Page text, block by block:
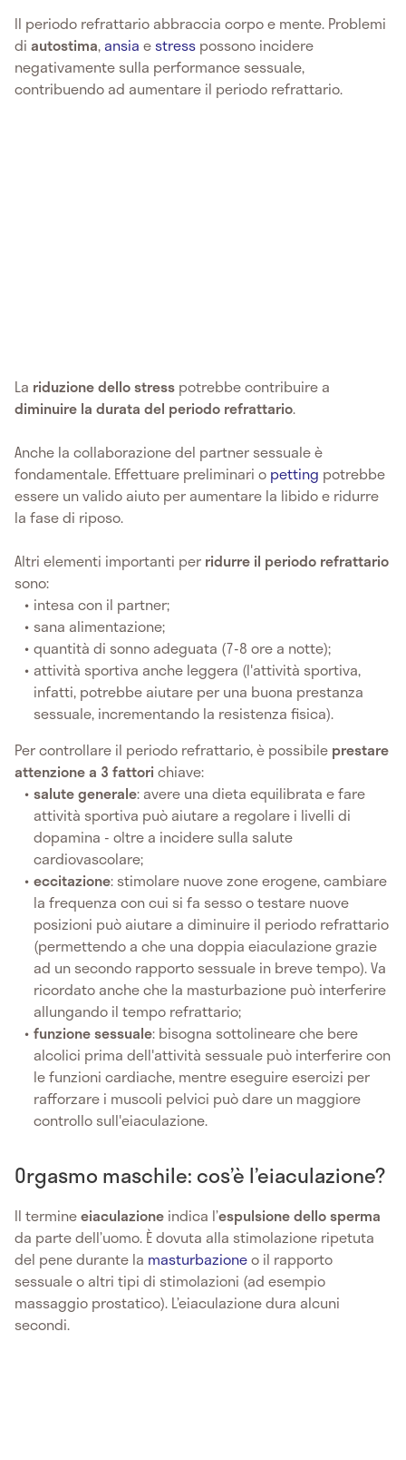
Il periodo refrattario abbraccia corpo e mente. Problemi
di autostima,ansia estress possono incidere
negativamente sulla performance sessuale,
contribuendo ad aumentare il periodo refrattario.
La riduzione dello stress potrebbe contribuire a
diminuire la durata del periodo refrattario.
Anche la collaborazione del partner sessuale è
fondamentale. Effettuare preliminari o petting potrebbe
essere un valido aiuto per aumentare la libido e ridurre
la fase di riposo.
Altri elementi importanti per ridurre il periodo refrattario
sono:
intesa con il partner;
sana alimentazione;
quantità di sonno adeguata (7-8 ore a notte);
attività sportiva anche leggera (l'attività sportiva,
infatti, potrebbe aiutare per una buona prestanza
sessuale, incrementando la resistenza fisica).
Per controllare il periodo refrattario, è possibile prestare
attenzione a 3 fattorichiave:
salute generale: avere una dieta equilibrata e fare
attività sportiva può aiutare a regolare i livelli di
dopamina - oltre a incidere sulla salute
cardiovascolare;
eccitazione: stimolare nuove zone erogene, cambiare
la frequenza con cui si fa sesso o testare nuove
posizioni può aiutare a diminuire il periodo refrattario
(permettendo a che una doppia eiaculazione grazie
ad un secondo rapporto sessuale in breve tempo). Va
ricordato anche che la masturbazione può interferire
allungando il tempo refrattario;
funzione sessuale: bisogna sottolineare che bere
alcolici prima dell'attività sessuale può interferire con
le funzioni cardiache, mentre eseguire esercizi per
rafforzare i muscoli pelvici può dare un maggiore
controllo sull'eiaculazione.
Orgasmo maschile: cos’è l’eiaculazione?
Il termineeiaculazione indica l’espulsione dello sperma
da parte dell’uomo. È dovuta alla stimolazione ripetuta
del pene durante la masturbazioneo il rapporto
sessuale o altri tipi di stimolazioni (ad esempio
massaggio prostatico). L’eiaculazione dura alcuni
secondi.